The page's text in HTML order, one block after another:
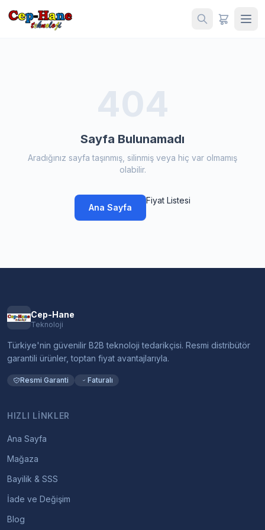
404
Sayfa Bulunamadı
Aradığınız sayfa taşınmış, silinmiş veya hiç var olmamış
olabilir.
Ana Sayfa
Fiyat Listesi
Cep-Hane
Teknoloji
Türkiye'nin güvenilir B2B teknoloji tedarikçisi. Resmi distribütör
garantili ürünler, toptan fiyat avantajlarıyla.
Resmi Garanti Faturalı
HIZLI LINKLER
Ana Sayfa
Mağaza
Bayilik & SSS
İade ve Değişim
Blog